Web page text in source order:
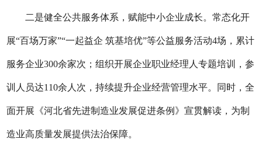
二是健全公共服务体系，赋能中小企业成长。常态化开
展“百场万家”“一起益企 筑基培优”等公益服务活动4场，累计
服务企业300余家次；组织开展企业职业经理人专题培训，参
训人员达110余人次，持续提升企业经营管理水平。同时，全
面开展《河北省先进制造业发展促进条例》宣贯解读，为制
造业高质量发展提供法治保障。